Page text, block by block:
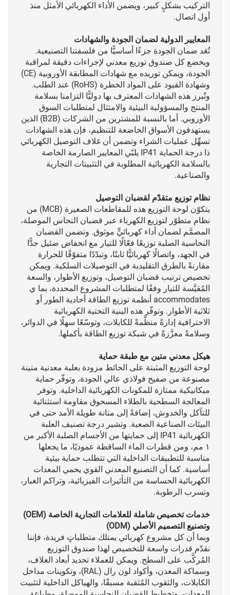
التركيب بشكلٍ كبير، ويضمن الأداء الكهربائي الأمثل منذ
أول اتصال.
المعايير الدولية لضمان الجودة والشهادات
تُعَد ضمان الجودة جزءًا أساسيًّا من فلسفتنا التصنيعية.
ويخضع كل صندوق توزيع معدني لإجراءات دقيقة لمراقبة
الجودة، ويمكن توريده مع شهادات المطابقة الأوروبية (CE)
وشهادة القيود على المواد الخطرة (RoHS) عند الطلب.
وتُبرز هذه الشهادات المعترف بها دوليًّا التزامنا بسلامة
المنتج والمسؤولية البيئية والامتثال لمتطلبات السوق
الأوروبي. أما بالنسبة للمشترين من الشركات (B2B) الذين
يستهدفون الأسواق الخاضعة للتنظيم، فإن هذه الشهادات
تسهِّل عمليات الشراء وتضمن أن غلاف التوصيل الكهربائي
ذا درجة الحماية IP41 يلبّي المعايير الصارمة الخاصة
بالسلامة الكهربائية المطلوبة في التثبيتات التجارية
والصناعية.
نظام توزيع متقدّم لقضبان التوصيل
يتكوّن لوحة التوزيع هذه للمقاطعات الصغيرة (MCB) من
نظام متطوّر لتوزيع الكهرباء عبر قضبان النحاس الموصلة،
المصمَّم لضمان أداء كهربائيٍّ موثوق. وتضمن القضبان
النحاسية الصلبة توزيعًا فعّالًا للتيار مع انخفاض ضئيل جدًّا
في الجهد، واتصالًا كهربائيًّا ثابتًا، وتبدّدًا متفوّقًا للحرارة
مقارنةً بالطرق التقليدية في التوصيلات السلكية. ويمكن
تخصيص ترتيب قضبان التوصيل، وتوزيع الأطوار، والسعة
المُقيَّسة للتيار وفقًا لمتطلبات المشروع المحددة، بما ي
accommodates أنظمة توزيع الطاقة أحادية الطور أو
ثلاثية الأطوار. وتوفّر هذه البنية التحتية الكهربائية
الاحترافية إدارةً منظّمةً للكابلات، وتوسّعًا سهلًا في الدوائر،
وسلامةً معزَّزةً في شبكة توزيع الطاقة بأكملها.
هيكل معدني متين مع طبقة حماية
لوحة التوزيع المثبتة على الحائط مزودة بعلبة معدنية متينة
مصنوعة من صفيح فولاذي عالي الجودة، وتوفّر حماية
ميكانيكية ممتازة للمكونات الكهربائية الداخلية. وتوفر
المعالجة السطحية بالطلاء المسحوق مقاومة استثنائية
للتآكل والخدوش، إضافةً إلى متانة طويلة الأمد حتى في
البيئات الصناعية الصعبة. وتشير درجة تصنيف العلبة
الكهربائية IP41 إلى حمايتها من الأجسام الصلبة الأكبر من
١ مم، ومن قطرات الماء الساقطة عموديًا، ما يجعلها
مناسبة للتطبيقات الداخلية التي تتطلب حماية بيئية
أساسية. كما أن التصنيع المعدني القوي يحمي المعدات
الكهربائية الحساسة من التأثيرات الفيزيائية، وتراكم الغبار،
وتسرب الرطوبة.
خدمات تخصيص شاملة للعلامات التجارية الخاصة (OEM)
وتصنيع التصميم الأصلي (ODM)
وبما أن كل مشروع كهربائي يمتلك متطلباتٍ فريدة، فإننا
نقدّم قدرات واسعة للتخصيص لهذا صندوق التوزيع
المُركَّب على السطح. ويمكن للعملاء تحديد أبعاد الغلاف،
وسماكة المعدن، وأكواد لون رال (RAL)، وتكوينات مداخل
الكابلات، والثقوب المُثقبة مسبقًا، والهياكل الداخلية لتثبيت